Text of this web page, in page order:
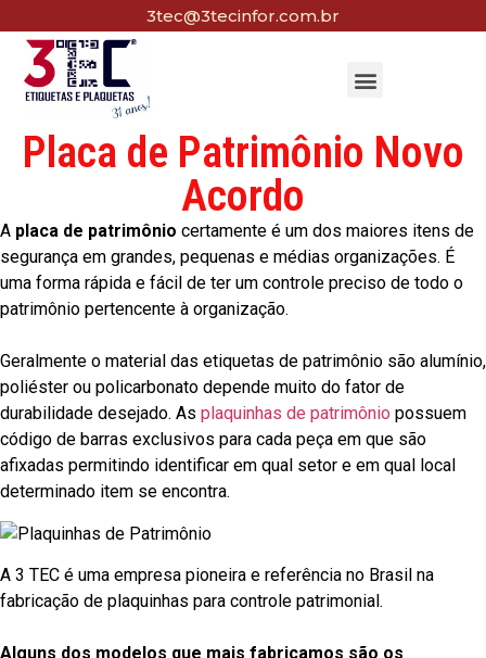
3tec@3tecinfor.com.br
Placa de Patrimônio Novo
Acordo
A placa de patrimônio certamente é um dos maiores itens de
segurança em grandes, pequenas e médias organizações. É
uma forma rápida e fácil de ter um controle preciso de todo o
patrimônio pertencente à organização.
Geralmente o material das etiquetas de patrimônio são alumínio,
poliéster ou policarbonato depende muito do fator de
durabilidade desejado. As plaquinhas de patrimônio possuem
código de barras exclusivos para cada peça em que são
afixadas permitindo identificar em qual setor e em qual local
determinado item se encontra.
A 3 TEC é uma empresa pioneira e referência no Brasil na
fabricação de plaquinhas para controle patrimonial.
Alguns dos modelos que mais fabricamos são os